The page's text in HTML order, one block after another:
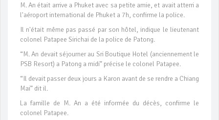
M. An était arrive a Phuket avec sa petite amie, et avait atterri a
l'aéroport international de Phuket a 7h, confirme la police.
Il n'était même pas passé par son hôtel, indique le lieutenant
colonel Patapee Sirichai de la police de Patong.
“M. An devait séjourner au Sri Boutique Hotel (anciennement le
PSB Resort) a Patong a midi” précise le colonel Patapee.
“Il devait passer deux jours a Karon avant de se rendre a Chiang
Mai” dit il.
La famille de M. An a été informée du décès, confirme le
colonel Patapee.